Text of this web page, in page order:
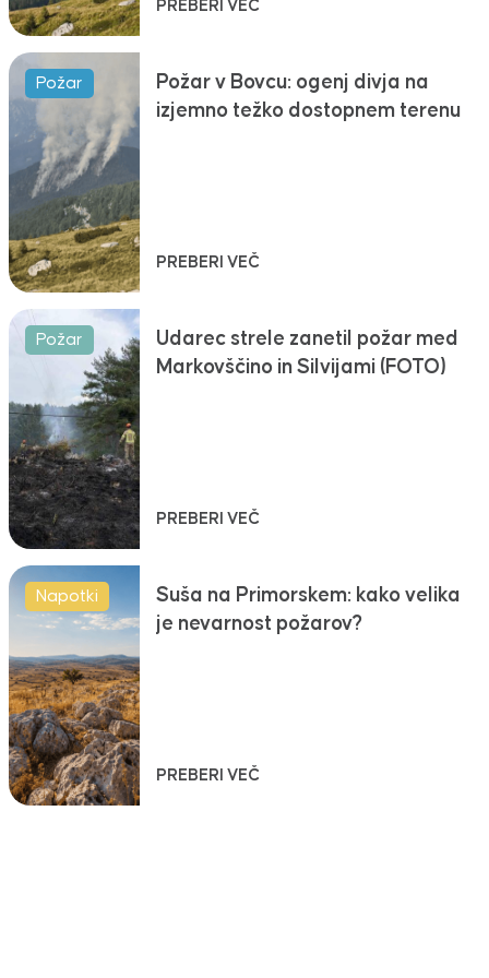
PREBERI VEČ
Požar
Požar v Bovcu: ogenj divja na
izjemno težko dostopnem terenu
PREBERI VEČ
Požar
Udarec strele zanetil požar med
Markovščino in Silvijami (FOTO)
PREBERI VEČ
Napotki
Suša na Primorskem: kako velika
je nevarnost požarov?
PREBERI VEČ